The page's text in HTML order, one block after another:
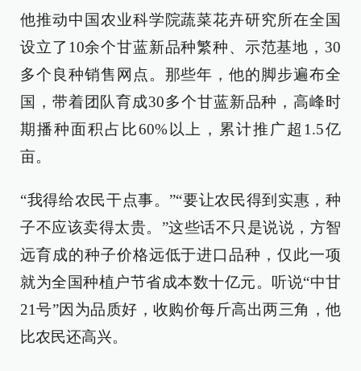
他推动中国农业科学院蔬菜花卉研究所在全国
设立了10余个甘蓝新品种繁种、示范基地，30
多个良种销售网点。那些年，他的脚步遍布全
国，带着团队育成30多个甘蓝新品种，高峰时
期播种面积占比60%以上，累计推广超1.5亿
亩。
“我得给农民干点事。”“要让农民得到实惠，种
子不应该卖得太贵。”这些话不只是说说，方智
远育成的种子价格远低于进口品种，仅此一项
就为全国种植户节省成本数十亿元。听说“中甘
21号”因为品质好，收购价每斤高出两三角，他
比农民还高兴。